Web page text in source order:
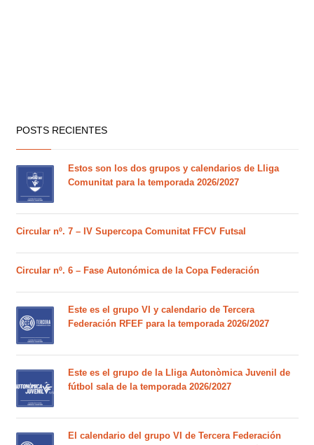
POSTS RECIENTES
Estos son los dos grupos y calendarios de Lliga
Comunitat para la temporada 2026/2027
Circular nº. 7 – IV Supercopa Comunitat FFCV Futsal
Circular nº. 6 – Fase Autonómica de la Copa Federación
Este es el grupo VI y calendario de Tercera
Federación RFEF para la temporada 2026/2027
Este es el grupo de la Lliga Autonòmica Juvenil de
fútbol sala de la temporada 2026/2027
El calendario del grupo VI de Tercera Federación